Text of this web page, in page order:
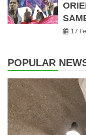
17
POPULAR